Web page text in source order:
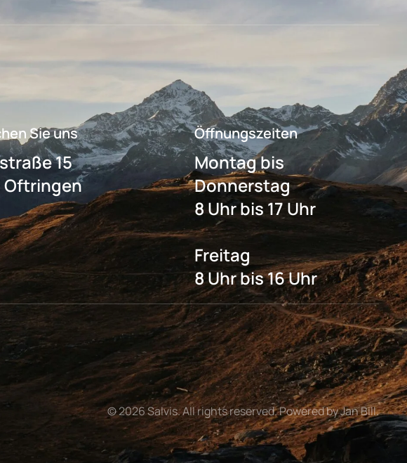
Sie uns
15
Oftringen
Öffnungszeiten
Montag bis
Donnerstag
8 Uhr bis 17 Uhr
Freitag
8 Uhr bis 16 Uhr
©2026Salvis. All rights reserved. Powered by Jan Bill.